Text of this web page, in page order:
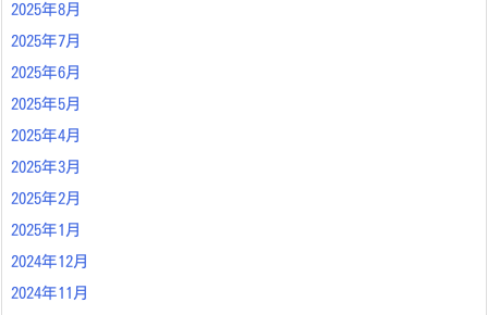
2025年8月
2025年7月
2025年6月
2025年5月
2025年4月
2025年3月
2025年2月
2025年1月
2024年12月
2024年11月